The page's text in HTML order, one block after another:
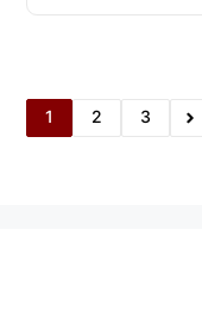
1 2 3